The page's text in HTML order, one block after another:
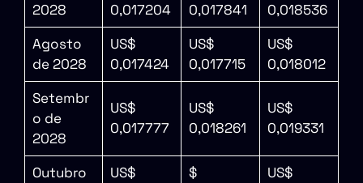
2028
0,017204
0,017841
0,018536
Agosto
de 2028
US$
0,017424
US$
0,017715
US$
0,018012
Setembr
o de
2028
US$
0,017777
US$
0,018261
US$
0,019331
Outubro
US$
$
US$